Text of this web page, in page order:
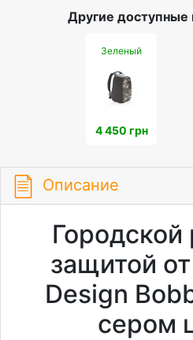
Другие доступные
Зеленый
4 450 грн
Описание
Городской
защитой
Design
сером